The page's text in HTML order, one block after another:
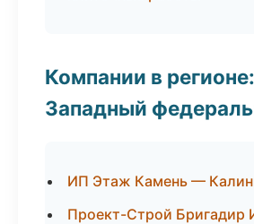
Компании в
Западный
ИП Этаж Камень —
Проект-Строй Бригадир